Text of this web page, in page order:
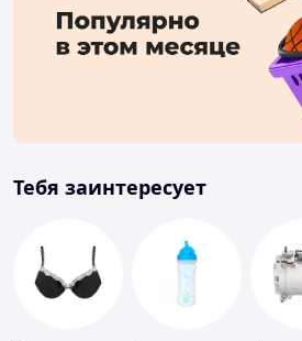
Тебя заинтересует